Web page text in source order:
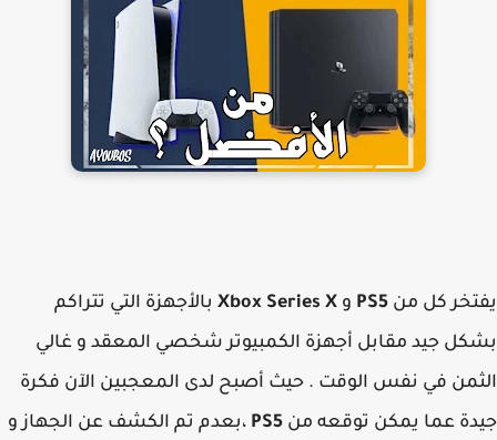
كل منPS5وXbox Series X
بالأجهزة التي تتراكم
جيد مقابل أجهزة الكمبيوتر شخصي المعقد و غالي
في نفس الوقت . حيث أصبح لدى المعجبين الآن فكرة
عما يمكن توقعه منPS5،بعدم تم الكشف عن الجهاز و